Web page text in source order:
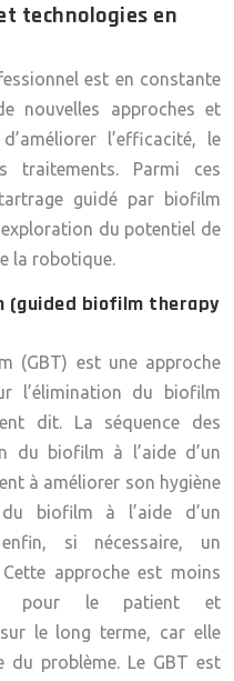
technologies en
est en constante
nouvelles approches et
l’efficacité, le
Parmi ces
guidé par biofilm
du potentiel de
la robotique.
(guided biofilm therapy
(GBT) est une approche
l’élimination du biofilm
dit. La séquence des
du biofilm à l’aide d’un
à améliorer son hygiène
du biofilm à l’aide d’un
si nécessaire, un
approche est moins
pour le patient et
le long terme, car elle
du problème. Le GBT est